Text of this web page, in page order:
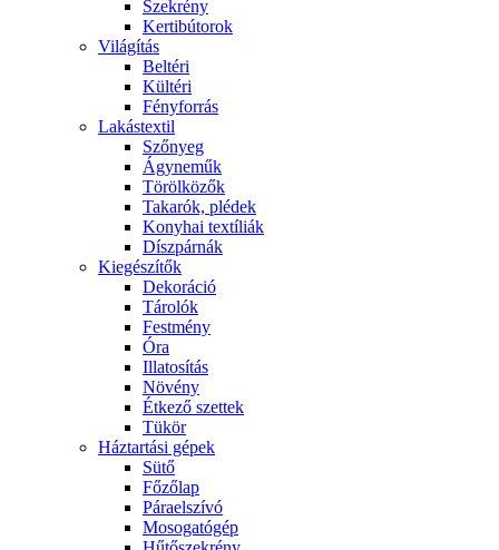
Szekrény
Kertibútorok
Világítás
Beltéri
Kültéri
Fényforrás
Lakástextil
Szőnyeg
Ágyneműk
Törölközők
Takarók, plédek
Konyhai textíliák
Díszpárnák
Kiegészítők
Dekoráció
Tárolók
Festmény
Óra
Illatosítás
Növény
Étkező szettek
Tükör
Háztartási gépek
Sütő
Főzőlap
Páraelszívó
Mosogatógép